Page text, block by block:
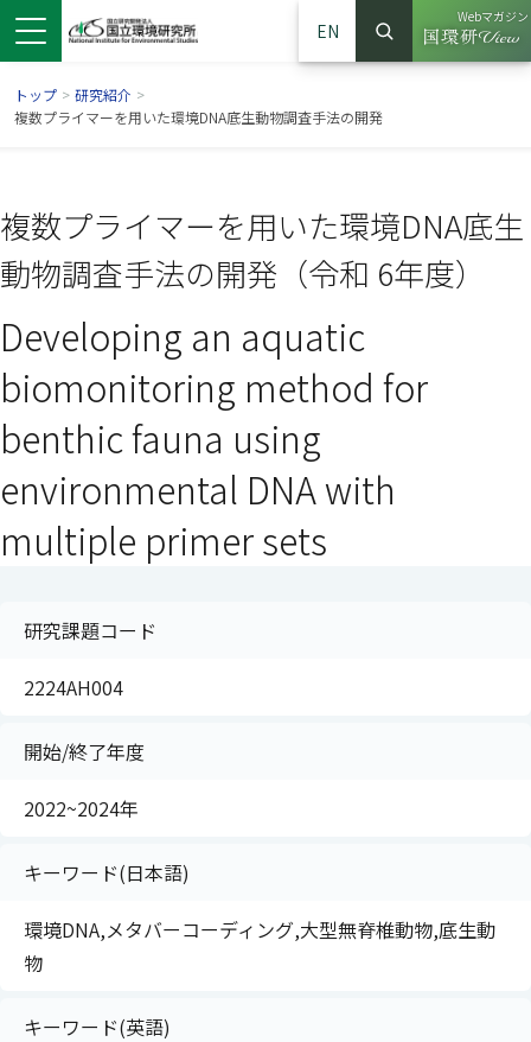
ウで開きます）
ンドウで開きます）
ウインドウで開きます）
EN
サイト内検索
検索
Webマガジン
（別ウイ
トップ > 研究紹介 >
複数プライマーを用いた環境DNA底生動物調査手法の開発
複数プライマーを用いた環境DNA底生
動物調査手法の開発（令和 6年度）
Developing an aquatic
biomonitoring method for
benthic fauna using
environmental DNA with
multiple primer sets
研究課題コード
2224AH004
開始/終了年度
2022~2024年
キーワード(日本語)
環境DNA,メタバーコーディング,大型無脊椎動物,底生動
物
キーワード(英語)